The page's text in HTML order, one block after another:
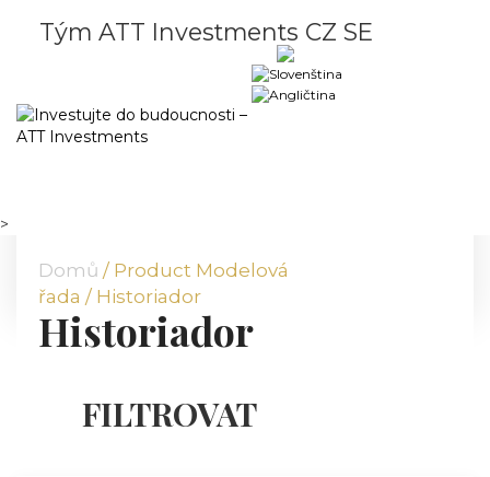
Tým ATT Investments CZ SE
KATALOG
MÉDIA
>
Domů / Product Modelová
řada / Historiador
Historiador
FILTROVAT